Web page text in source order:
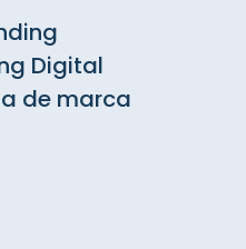
Digital
de marca